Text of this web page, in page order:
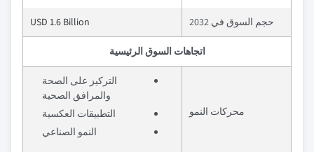
حجم السوق في 2032 USD 1.6 Billion
اتجاهات السوق الرئيسية
محركات النمو
التركيز على الصحة
والمرافق الصحية
التطبيقات العكسية
النمو الصناعي